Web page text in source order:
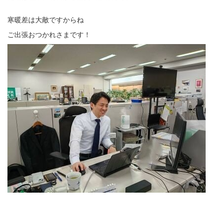
寒暖差は大敵ですからね
ご出張おつかれさまです！